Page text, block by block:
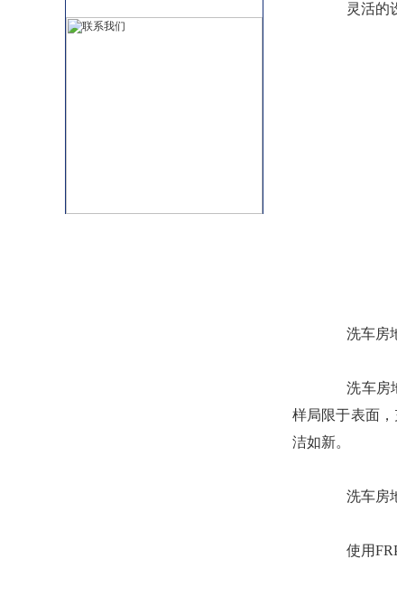
灵活的设
洗车房地
洗车房地
样局限于表面
洁如新。
洗车房地
使用FRP